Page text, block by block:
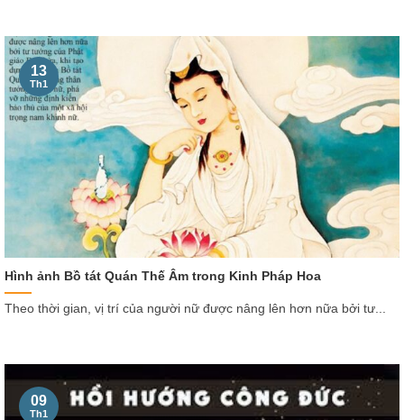
Hình ảnh Bồ tát Quán Thế Âm trong Kinh Pháp Hoa
Theo thời gian, vị trí của người nữ được nâng lên hơn nữa bởi tư...
13
Th1
09
Th1